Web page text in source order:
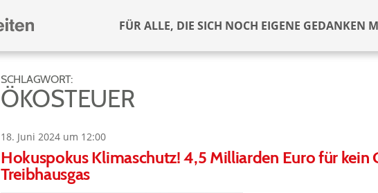
FÜR ALLE, DIE SICH NOCH EIGENE GEDANKEN
SCHLAGWORT:
ÖKOSTEUER
18. Juni 2024 um 12:00
Hokuspokus Klimaschutz! 4,5 Milliarden Euro für kein
Treibhausgas